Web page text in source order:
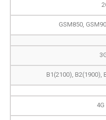
GSM850,
B1(2100), B2(1900),
4G